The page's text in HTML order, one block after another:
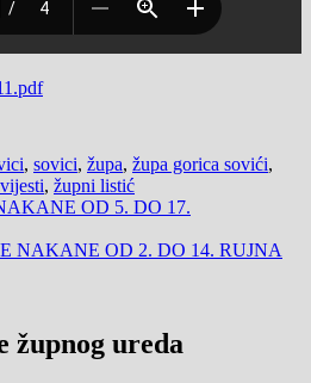
, sovici, župa, župa gorica sovići,
, župni listić
OD 5. DO 17.
NAKANE OD 2. DO 14. RUJNA
župnog ureda